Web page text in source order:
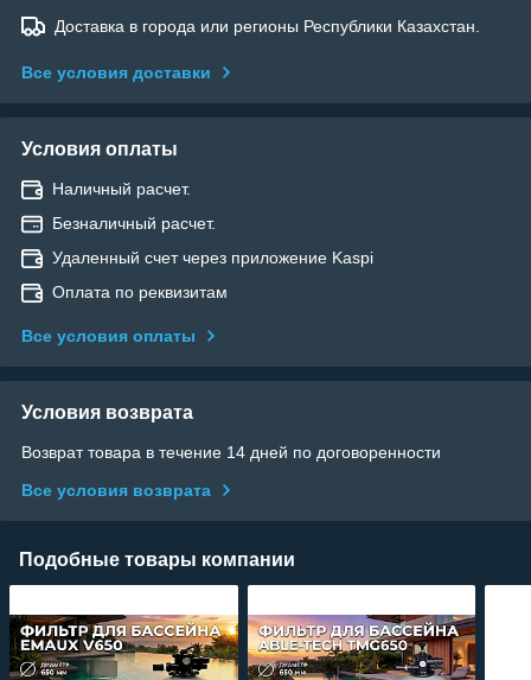
Доставка в города или регионы Республики Казахстан.
Все условия доставки
Условия оплаты
Наличный расчет.
Безналичный расчет.
Удаленный счет через приложение Kaspi
Оплата по реквизитам
Все условия оплаты
Условия возврата
Возврат товара в течение 14 дней по договоренности
Все условия возврата
Подобные товары компании